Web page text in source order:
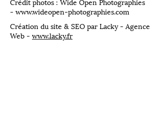
Crédit photos : Wide Open Photographies
- www.wideopen-photographies.com
Création du site & SEO par Lacky - Agence
Web - www.lacky.fr